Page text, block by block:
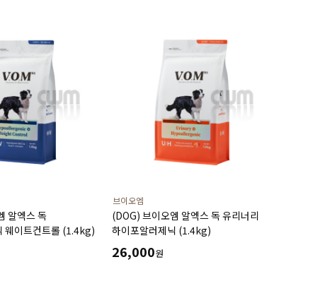
알엑스 독
웨이트컨트롤 (1.4kg)
브이오엠
(DOG) 브이오엠 알엑스 독 유리너리
하이포알러제닉 (1.4kg)
26,000원